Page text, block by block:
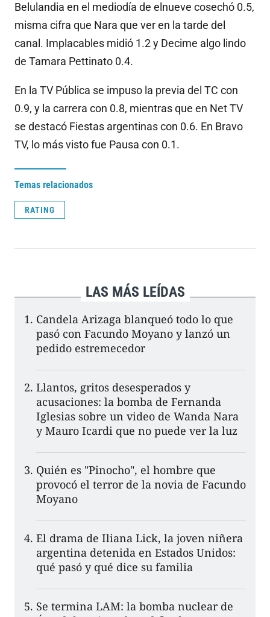
Belulandia en el mediodía de elnueve cosechó 0.5,
misma cifra que Nara que ver en la tarde del
canal. Implacables midió 1.2 y Decime algo lindo
de Tamara Pettinato 0.4.
En la TV Pública se impuso la previa del TC con
0.9, y la carrera con 0.8, mientras que en Net TV
se destacó Fiestas argentinas con 0.6. En Bravo
TV, lo más visto fue Pausa con 0.1.
Temas relacionados
RATING
LAS MÁS LEÍDAS
Candela Arizaga blanqueó todo lo que
pasó con Facundo Moyano y lanzó un
pedido estremecedor
Llantos, gritos desesperados y
acusaciones: la bomba de Fernanda
Iglesias sobre un video de Wanda Nara
y Mauro Icardi que no puede ver la luz
Quién es "Pinocho", el hombre que
provocó el terror de la novia de Facundo
Moyano
El drama de Iliana Lick, la joven niñera
argentina detenida en Estados Unidos:
qué pasó y qué dice su familia
Se termina LAM: la bomba nuclear de